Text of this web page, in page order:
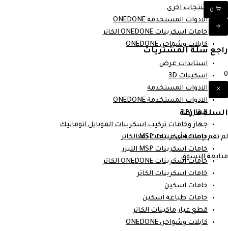
منتجات اخرى
الادوات المستخدمة ONEDONE
خامات اسكرينات ONEDONE الكاتر
كابلات وشواحن ONEDONE
استاندات عرض
اسكينات 3D
الادوات المستخدمة
الادوات المستخدمة ONEDONE
جهاز UV
جهاز وخامات تركيب اسكرينات الموبايل اتوماتيك
خامات اسكرينات MSP الكاتر
خامات اسكرينات MSP الليزر
خامات اسكرينات ONEDONE الكاتر
خامات اسكرينات الكاتر
خامات اسكين
خامات طباعة اسكين
قطع غيار ماكينات الكاتر
كابلات وشواحن ONEDONE
0
راجع سلة المشتريات
0
السلة فارغة
لم تقم بإضافة أي منتجات بعد.
متابعة التسوق